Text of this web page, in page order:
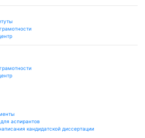
аспирантов
кандидатской диссертации